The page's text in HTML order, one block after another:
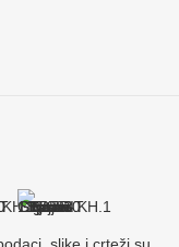
slike i crteži su